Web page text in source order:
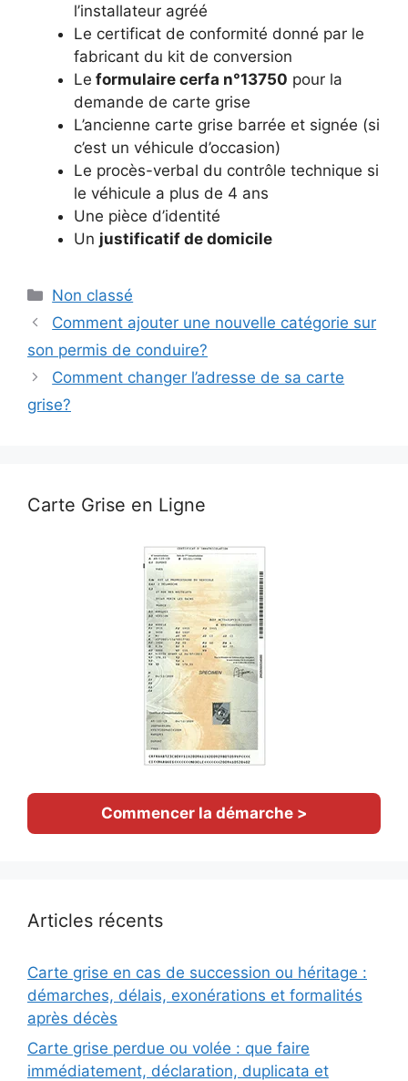
l’installateur agréé
Le certificat de conformité donné par le
fabricant du kit de conversion
Le formulaire cerfa n°13750 pour la
demande de carte grise
L’ancienne carte grise barrée et signée (si
c’est un véhicule d’occasion)
Le procès-verbal du contrôle technique si
le véhicule a plus de 4 ans
Une pièce d’identité
Un justificatif de domicile
Catégories
Non classé
Comment ajouter une nouvelle catégorie sur
son permis de conduire?
Comment changer l’adresse de sa carte
grise?
Carte Grise en Ligne
Commencer la démarche >
Articles récents
Carte grise en cas de succession ou héritage :
démarches, délais, exonérations et formalités
après décès
Carte grise perdue ou volée : que faire
immédiatement, déclaration, duplicata et